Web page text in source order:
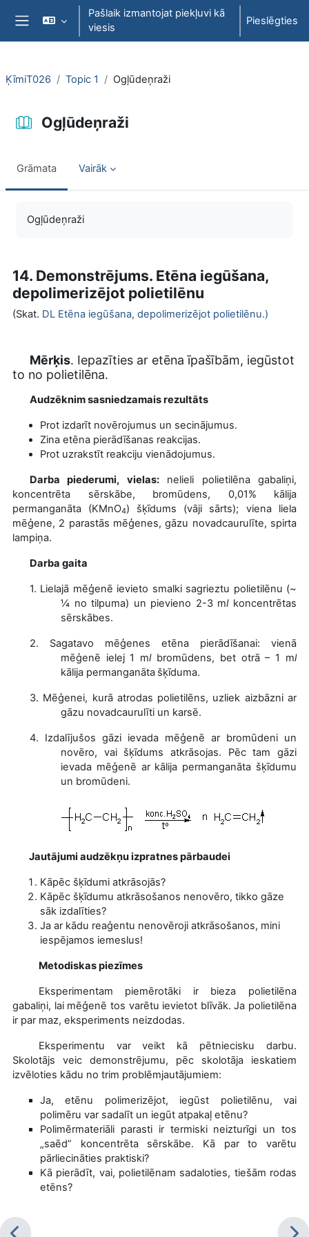
Atvērt galveno saturu
Sānu panelis
Pašlaik izmantojat piekļuvi kā
viesis
Pieslēgties
ĶīmiT026 Topic 1 Ogļūdeņraži
Ogļūdeņraži
Grāmata Vairāk
Ogļūdeņraži
14. Demonstrējums. Etēna iegūšana,
depolimerizējot polietilēnu
(Skat. DL Etēna iegūšana, depolimerizējot polietilēnu.)
Mērķis. Iepazīties ar etēna īpašībām, iegūstot
to no polietilēna.
Audzēknim sasniedzamais rezultāts
Prot izdarīt novērojumus un secinājumus.
Zina etēna pierādīšanas reakcijas.
Prot uzrakstīt reakciju vienādojumus.
Darba piederumi, vielas:nelieli polietilēna gabaliņi,
koncentrēta sērskābe, bromūdens, 0,01% kālija
permanganāta (KMnO4)
šķīdums (vāji sārts); viena liela
mēģene, 2 parastās mēģenes, gāzu novadcaurulīte, spirta
lampiņa.
Darba gaita
1. Lielajā mēģenē ievieto smalki sagrieztu polietilēnu (~
¼ no tilpuma) un pievieno 2-3 mlkoncentrētas
sērskābes.
2. Sagatavo mēģenes etēna pierādīšanai:
vienā
mēģenē ielej 1 ml bromūdens, bet otrā – 1 ml
kālija permanganāta šķīduma.
3. Mēģenei, kurā atrodas polietilēns, uzliek aizbāzni ar
gāzu novadcaurulīti un karsē.
4.
Izdalījušos gāzi ievada mēģenē ar bromūdeni un
novēro, vai šķīdums atkrāsojas. Pēc tam gāzi
ievada mēģenē ar kālija permanganāta šķīdumu
un bromūdeni.
Jautājumi audzēkņu izpratnes pārbaudei
Kāpēc šķīdumi atkrāsojās?
Kāpēc šķīdumu atkrāsošanos nenovēro, tikko gāze
sāk izdalīties?
Ja ar kādu reaģentu nenovēroji atkrāsošanos, mini
iespējamos iemeslus!
Metodiskas piezīmes
Eksperimentam piemērotāki ir bieza polietilēna
gabaliņi, lai mēģenē tos varētu ievietot blīvāk. Ja polietilēna
ir par maz, eksperiments neizdodas.
Eksperimentu var veikt kā pētniecisku darbu.
Skolotājs veic demonstrējumu, pēc skolotāja ieskatiem
izvēloties kādu no trim problēmjautājumiem:
Ja, etēnu polimerizējot, iegūst polietilēnu, vai
polimēru var sadalīt un iegūt atpakaļ etēnu?
Polimērmateriāli parasti ir termiski neizturīgi un tos
„saēd” koncentrēta sērskābe. Kā par to varētu
pārliecināties praktiski?
Kā pierādīt, vai, polietilēnam sadaloties, tiešām rodas
etēns?